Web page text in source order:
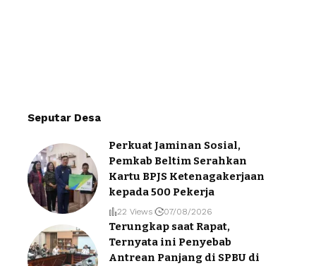
Seputar Desa
Perkuat Jaminan Sosial,
Pemkab Beltim Serahkan
Kartu BPJS Ketenagakerjaan
kepada 500 Pekerja
22 Views 07/08/2026
Terungkap saat Rapat,
Ternyata ini Penyebab
Antrean Panjang di SPBU di